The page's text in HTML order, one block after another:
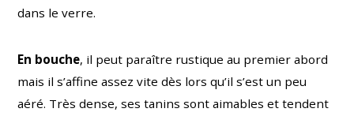
dans le verre.
En bouche, il peut paraître rustique au premier abord
mais il s’affine assez vite dès lors qu’il s’est un peu
aéré. Très dense, ses tanins sont aimables et tendent